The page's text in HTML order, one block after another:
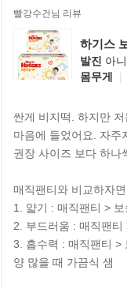
빨강수건님 리뷰
하기스
발진 아
몸무게
|
싼게 비지떡. 하지만
마음에 들었어요. 자주
권장 사이즈 보다 하나
매직팬티와 비교하자면
1. 얇기 : 매직팬티 > 보
2. 부드러움 : 매직팬티
3. 흡수력 : 매직팬티 >
양 많을 때 가끔식 샘